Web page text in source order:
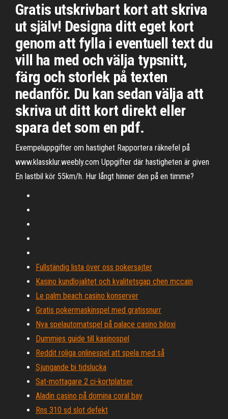
Gratis utskrivbart kort att skriva
ut själv! Designa ditt eget kort
genom att fylla i eventuell text du
vill ha med och välja typsnitt,
färg och storlek på texten
nedanför. Du kan sedan välja att
skriva ut ditt kort direkt eller
spara det som en pdf.
Exempeluppgifter om hastighet Rapportera räknefel på
www.klassklur.weebly.com Uppgifter där hastigheten är given
En lastbil kör 55km/h. Hur långt hinner den på en timme?
Fullständig lista över oss pokersajter
Kasino kundlojalitet och kvalitetsgap chen mccain
Le palm beach casino konserver
Gratis pokermaskinspel med gratissnurr
Nya spelautomatspel på palace casino biloxi
Dummies guide till kasinospel
Reddit roliga onlinespel att spela med så
Sjungande bi tidslucka
Sat-mottagare 2 ci-kortplatser
Aladin casino på domina coral bay
Rns 310 sd slot defekt